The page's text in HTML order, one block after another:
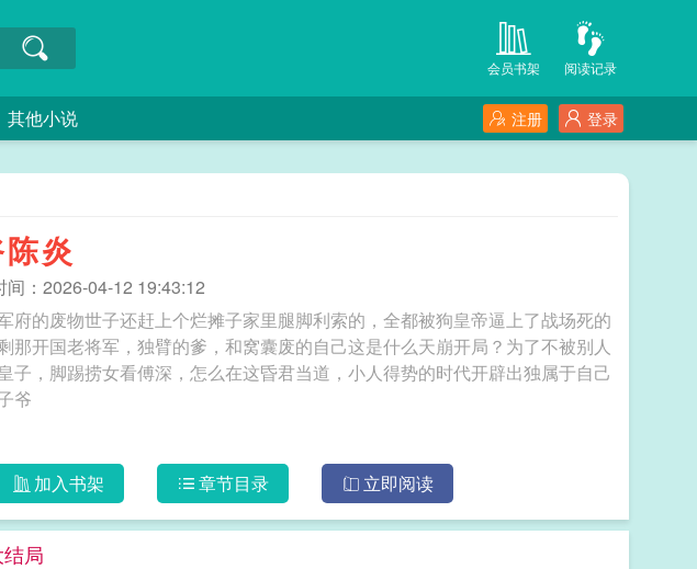
阅读记录
会员书架
其他小说 登录
注册
炎
间：2026-04-12 19:43:12
府的废物世子还赶上个烂摊子家里腿脚利索的，全都被狗皇帝逼上了战场死的
那开国老将军，独臂的爹，和窝囊废的自己这是什么天崩开局？为了不被别人
子，脚踢捞女看傅深，怎么在这昏君当道，小人得势的时代开辟出独属于自己
世子爷
加入书架 章节目录 立即阅读
局